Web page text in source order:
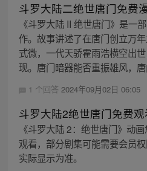
斗罗大陆二绝世唐门免费
《斗罗大陆 II 绝世唐门》是一
作。故事讲述了在唐门创立万
式微，一代天骄霍雨浩横空出
现。唐门暗器能否重振雄风，
1 个回答 2024年09月02日 06:05
斗罗大陆2绝世唐门免费观
《斗罗大陆 2：绝世唐门》动
观看，部分剧集可能需要会员
实际显示为准。